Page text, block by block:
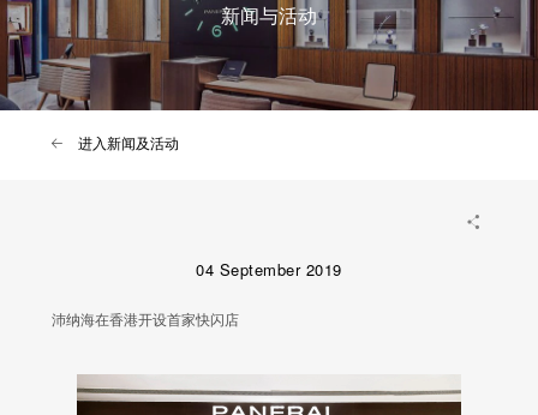
新闻与活动
进入新闻及活动
04 September 2019
沛纳海在香港开设首家快闪店